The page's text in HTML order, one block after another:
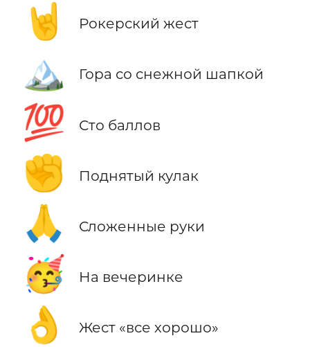
🤘 Рокерский жест
🏔️ Гора со снежной шапкой
💯 Сто баллов
✊ Поднятый кулак
🙏 Сложенные руки
🥳 На вечеринке
👌 Жест «все хорошо»